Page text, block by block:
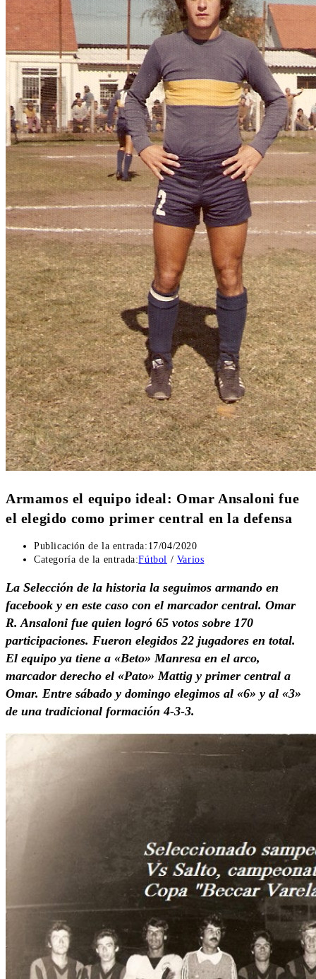
Armamos el equipo ideal: Omar Ansaloni fue
el elegido como primer central en la defensa
Publicación de la entrada: 17/04/2020
Categoría de la entrada:Fútbol / Varios
La Selección de la historia la seguimos armando en
facebook y en este caso con el marcador central. Omar
R. Ansaloni fue quien logró 65 votos sobre 170
participaciones. Fueron elegidos 22 jugadores en total.
El equipo ya tiene a «Beto» Manresa en el arco,
marcador derecho el «Pato» Mattig y primer central a
Omar. Entre sábado y domingo elegimos al «6» y al «3»
de una tradicional formación 4-3-3.